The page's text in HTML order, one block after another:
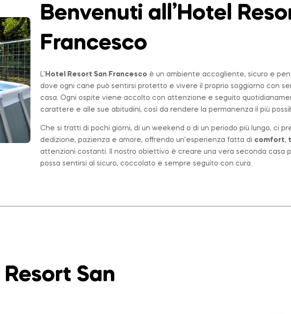
Benvenuti all’Hotel
Francesco
L’ Hotel Resort San Francesco è un ambiente accogliente, sicuro e
dove ogni cane può sentirsi protetto e vivere il proprio soggiorno con
casa. Ogni ospite viene accolto con attenzione e seguito
carattere e alle sue abitudini, così da rendere la permanenza il più
Che si tratti di pochi giorni, di un weekend o di un periodo più lungo, ci
dedizione, pazienza e amore, offrendo un’esperienza fatta di comfort,
attenzioni costanti. Il nostro obiettivo è creare una vera seconda casa
possa sentirsi al sicuro, coccolato e sempre seguito con cura.
San